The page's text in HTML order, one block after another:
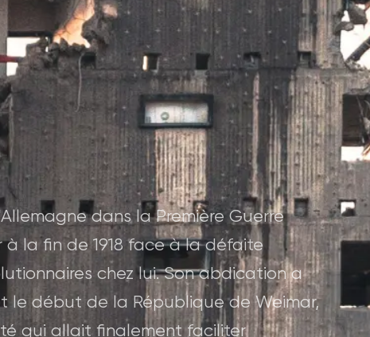
dans la Première Guerre
la fin de 1918 face à la défaite
chez lui. Son abdication a
le début de la République de Weimar,
qui allait finalement faciliter